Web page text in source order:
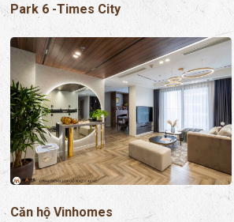
Park 6 -Times City
Căn hộ Vinhomes